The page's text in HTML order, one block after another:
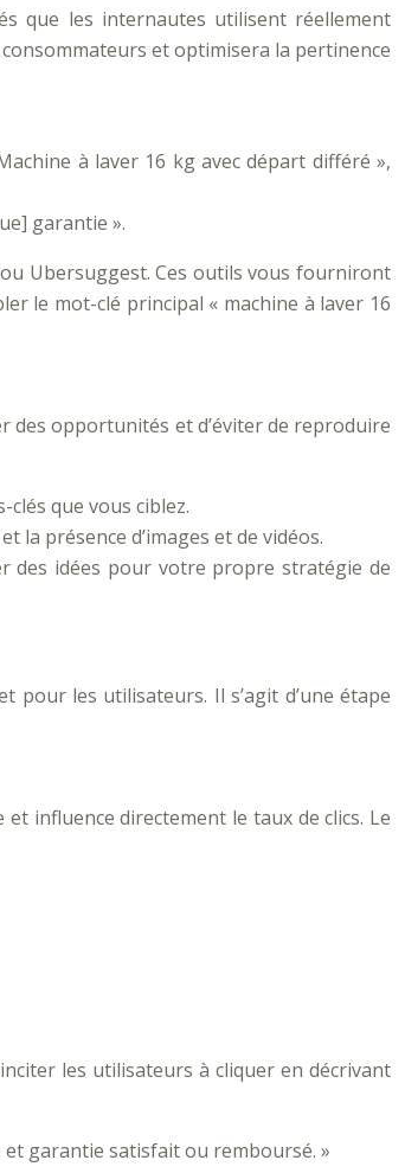
que les internautes utilisent réellement
et optimisera la pertinence
à laver 16 kg avec départ différé »,
garantie ».
Ubersuggest. Ces outils vous fourniront
le mot-clé principal « machine à laver 16
des opportunités et d’éviter de reproduire
que vous ciblez.
la présence d’images et de vidéos.
des idées pour votre propre stratégie de
les utilisateurs. Il s’agit d’une étape
influence directement le taux de clics. Le
les utilisateurs à cliquer en décrivant
garantie satisfait ou remboursé. »